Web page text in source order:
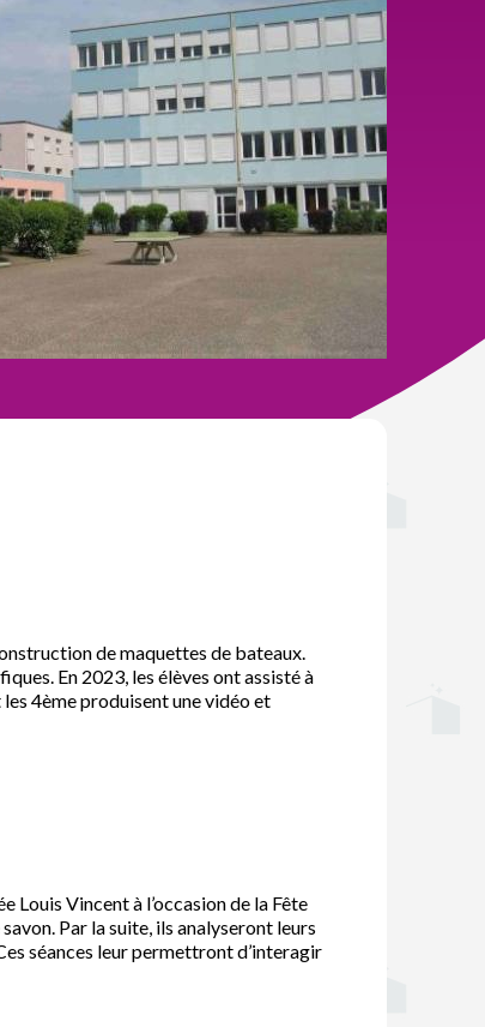
de maquettes de bateaux.
En 2023, les élèves ont assisté à
4ème produisent une vidéo et
Louis Vincent à l’occasion de la Fête
Par la suite, ils analyseront leurs
séances leur permettront d’interagir